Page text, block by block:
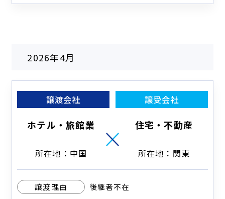
2026年4月
譲渡会社
ホテル・旅館業
所在地：中国
譲受会社
住宅・不動産
所在地：関東
譲渡理由
後継者不在